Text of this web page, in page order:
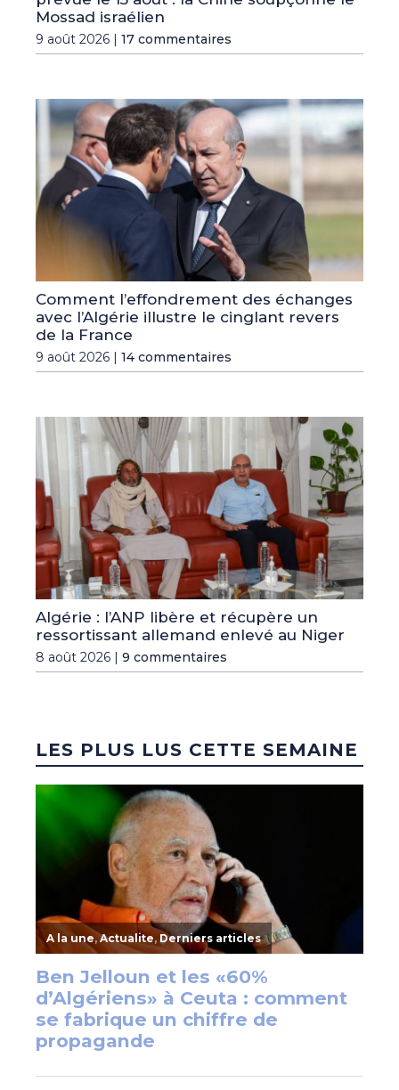
Mossad israélien
9 août 2026 | 17 commentaires
Comment l’effondrement des échanges
avec l’Algérie illustre le cinglant revers
de la France
9 août 2026 | 14 commentaires
Algérie : l’ANP libère et récupère un
ressortissant allemand enlevé au Niger
8 août 2026 | 9 commentaires
LES PLUS LUS CETTE SEMAINE